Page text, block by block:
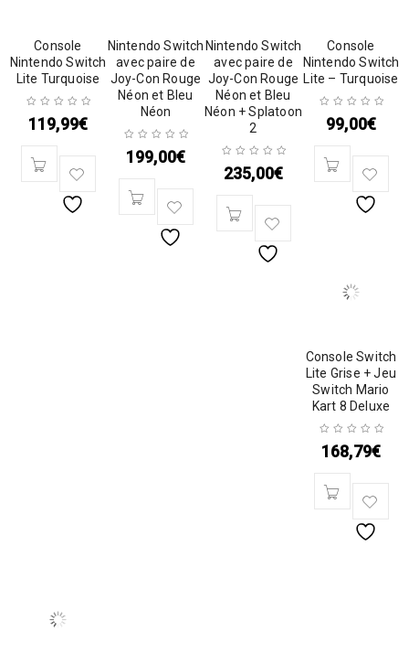
Console
Nintendo Switch
Lite Turquoise
119,99€
Nintendo Switch
avec paire de
Joy-Con Rouge
Néon et Bleu
Néon
199,00€
Nintendo Switch
avec paire de
Joy-Con Rouge
Néon et Bleu
Néon + Splatoon
2
235,00€
Console
Nintendo Switch
Lite – Turquoise
99,00€
Console Switch
Lite Grise + Jeu
Switch Mario
Kart 8 Deluxe
168,79€